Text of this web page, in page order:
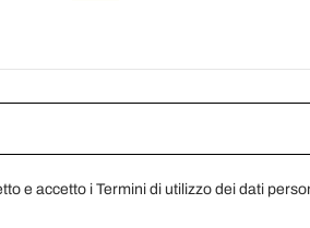
e accetto i Termini di utilizzo dei dati